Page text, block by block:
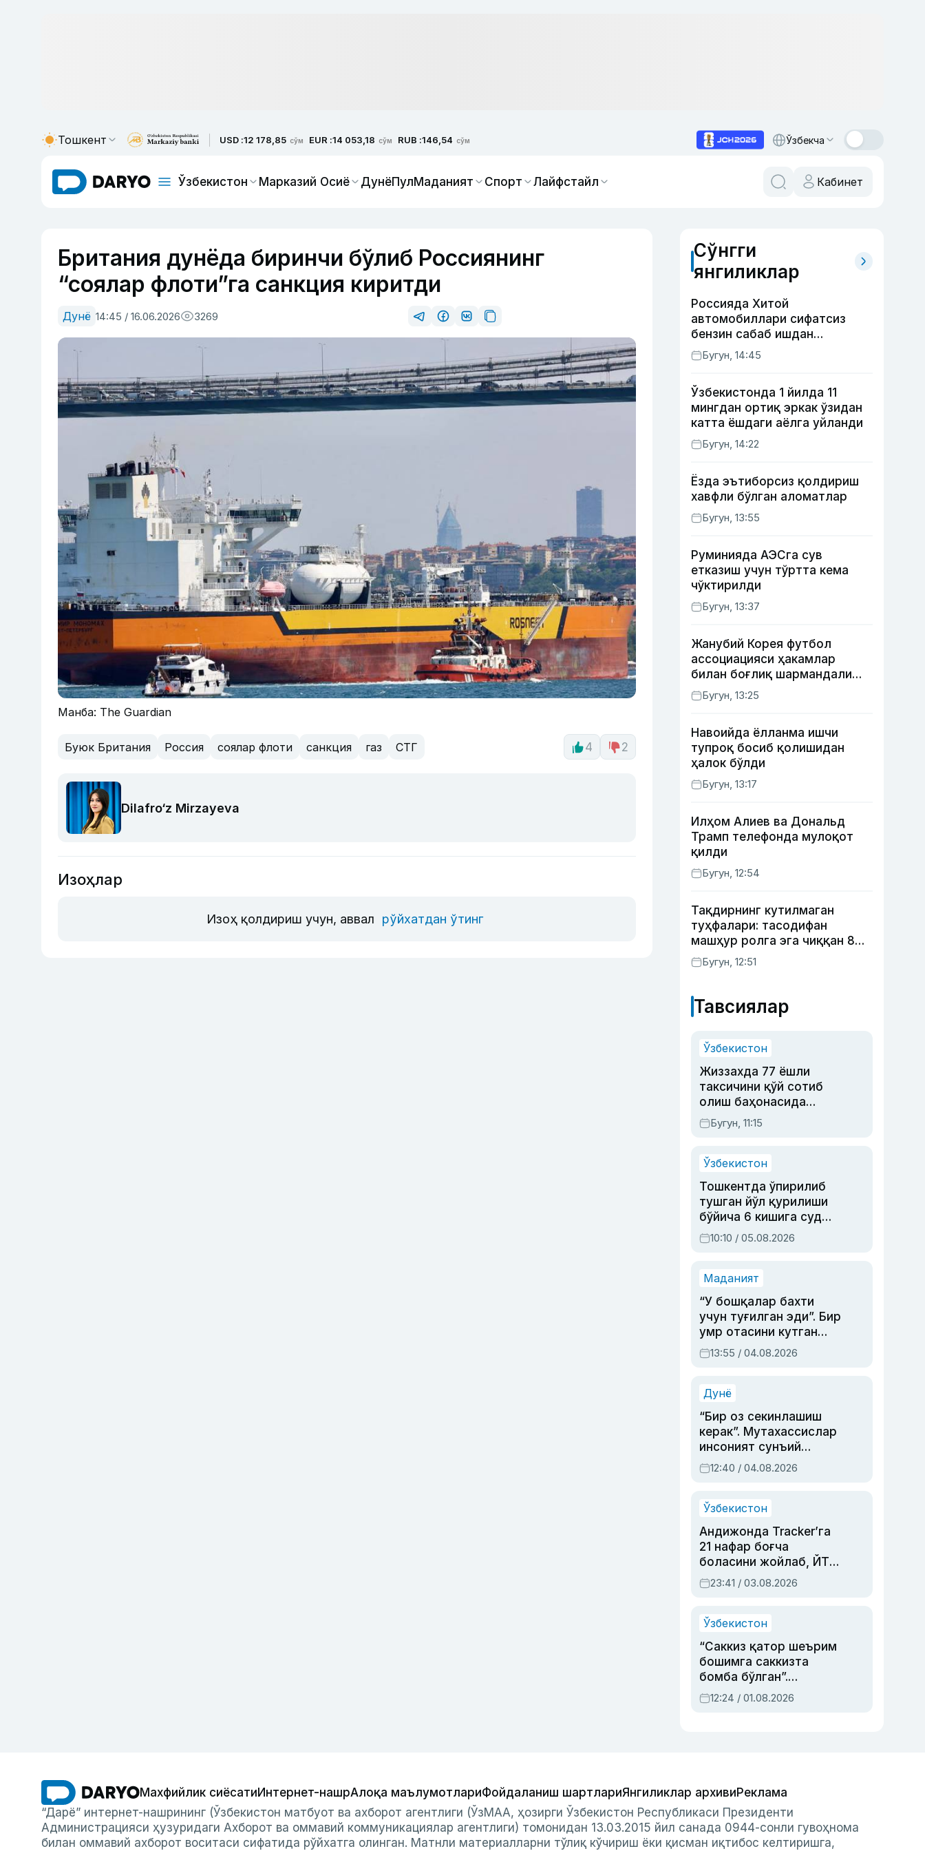
Тошкент USD :12 178,85 сўм EUR :14 053,18 сўм RUB :146,54 сўм Ўзбекча
Ўзбекистон Марказий Осиё ДунёПулМаданият Спорт Лайфстайл Кабинет
Британия дунёда биринчи бўлиб Россиянинг
“соялар флоти”га санкция киритди
Дунё 14:45 / 16.06.2026 3269
Манба: The Guardian
Буюк Британия Россия соялар флоти санкция газ СТГ 4 2
Dilafro‘z Mirzayeva
Изоҳлар
Изоҳ қолдириш учун, аввал рўйхатдан ўтинг
Сўнгги
янгиликлар
Россияда Хитой
автомобиллари сифатсиз
бензин сабаб ишдан
чиқмоқда
Бугун, 14:45
Ўзбекистонда 1 йилда 11
мингдан ортиқ эркак ўзидан
катта ёшдаги аёлга уйланди
Бугун, 14:22
Ёзда эътиборсиз қолдириш
хавфли бўлган аломатлар
Бугун, 13:55
Руминияда АЭСга сув
етказиш учун тўртта кема
чўктирилди
Бугун, 13:37
Жанубий Корея футбол
ассоциацияси ҳакамлар
билан боғлиқ шармандали
ҳолат бўйича баёнот берди
Бугун, 13:25
Навоийда ёлланма ишчи
тупроқ босиб қолишидан
ҳалок бўлди
Бугун, 13:17
Илҳом Алиев ва Дональд
Трамп телефонда мулоқот
қилди
Бугун, 12:54
Тақдирнинг кутилмаган
туҳфалари: тасодифан
машҳур ролга эга чиққан 8
актёр
Бугун, 12:51
Тавсиялар
Ўзбекистон
Жиззахда 77 ёшли
таксичини қўй сотиб
олиш баҳонасида
яйловга олиб бориб
ўлдирган йигит 20
Бугун, 11:15
Ўзбекистон
Тошкентда ўпирилиб
тушган йўл қурилиши
бўйича 6 кишига суд
ҳукми ўқилди
10:10 / 05.08.2026
Маданият
“У бошқалар бахти
учун туғилган эди”. Бир
умр отасини кутган
актриса ва дубльяж
устаси Римма
синовларга тўла ҳаёти
13:55 / 04.08.2026
Дунё
“Бир оз секинлашиш
керак”. Мутахассислар
инсоният сунъий
интеллектни бошқара
олмай қолишидан
12:40 / 04.08.2026
Ўзбекистон
Андижонда Tracker’га
21 нафар боғча
боласини жойлаб, ЙТҲ
содир этган аёлга суд
ҳукми ўқилди
23:41 / 03.08.2026
Ўзбекистон
“Саккиз қатор шеърим
бошимга саккизта
бомба бўлган”.
Абдулла Ориповни
сиёсий айбловлардан
12:24 / 01.08.2026
Махфийлик сиёсатиИнтернет-нашрАлоқа маълумотлариФойдаланиш шартлариЯнгиликлар архивиРеклама
“Дарё” интернет-нашрининг (Ўзбекистон матбуот ва ахборот агентлиги (ЎзМАА, ҳозирги Ўзбекистон Республикаси Президенти
Администрацияси ҳузуридаги Ахборот ва оммавий коммуникациялар агентлиги) томонидан 13.03.2015 йил санада 0944-сонли гувоҳнома
билан оммавий ахборот воситаси сифатида рўйхатга олинган. Матнли материалларни тўлиқ кўчириш ёки қисман иқтибос келтиришга,